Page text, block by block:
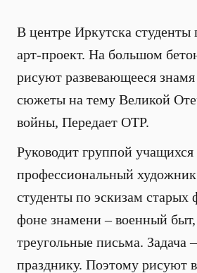
В центре Иркутска студенты
арт-проект. На большом
рисуют развевающееся
сюжеты на тему Великой
войны, Передает ОТР.
Руководит группой учащихся
профессиональный
студенты по эскизам старых
фоне знамени – военный
треугольные письма. Задача
празднику. Поэтому рисуют